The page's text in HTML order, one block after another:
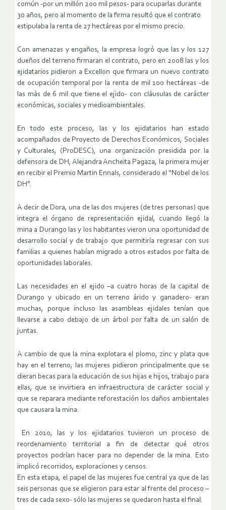
común -por un millón 200 mil pesos- para ocuparlas durante
30 años, pero al momento de la firma resultó que el contrato
estipulaba la renta de 27 hectáreas por el mismo precio.
Con amenazas y engaños, la empresa logró que las y los 127
dueños del terreno firmaran el contrato, pero en 2008 las y los
ejidatarios pidieron a Excellon que firmara un nuevo contrato
de ocupación temporal por la renta de mil 100 hectáreas -de
las más de 6 mil que tiene el ejido- con cláusulas de carácter
económicas, sociales y medioambientales.
En todo este proceso, las y los ejidatarios han estado
acompañados de Proyecto de Derechos Económicos, Sociales
y Culturales, (ProDESC), una organización presidida por la
defensora de DH, Alejandra Ancheita Pagaza, la primera mujer
en recibir el Premio Martin Ennals, considerado el “Nobel de los
DH”.
A decir de Dora, una de las dos mujeres (de tres personas) que
integra el órgano de representación ejidal, cuando llegó la
mina a Durango las y los habitantes vieron una oportunidad de
desarrollo social y de trabajo que permitiría regresar con sus
familias a quienes habían migrado a otros estados por falta de
oportunidades laborales.
Las necesidades en el ejido –a cuatro horas de la capital de
Durango y ubicado en un terreno árido y ganadero- eran
muchas, porque incluso las asambleas ejidales tenían que
llevarse a cabo debajo de un árbol por falta de un salón de
juntas.
A cambio de que la mina explotara el plomo, zinc y plata que
hay en el terreno, las mujeres pidieron principalmente que se
dieran becas para la educación de sus hijas e hijos, trabajo para
ellas, que se invirtiera en infraestructura de carácter social y
que se reparara mediante reforestación los daños ambientales
que causara la mina.
En 2010, las y los ejidatarios tuvieron un proceso de
reordenamiento territorial a fin de detectar qué otros
proyectos podrían hacer para no depender de la mina. Esto
implicó recorridos, exploraciones y censos.
En esta etapa, el papel de las mujeres fue central ya que de las
seis personas que se eligieron para estar al frente del proceso –
tres de cada sexo- sólo las mujeres se quedaron hasta el final.